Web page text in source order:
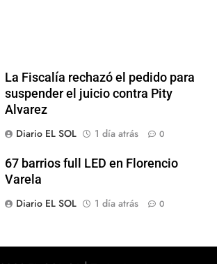
La Fiscalía rechazó el pedido para
suspender el juicio contra Pity
Alvarez
Diario EL SOL
1 día atrás 0
67 barrios full LED en Florencio
Varela
Diario EL SOL
1 día atrás 0